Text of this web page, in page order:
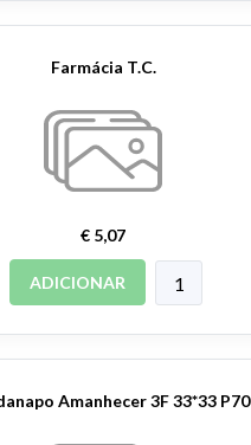
Farmácia T.C.
€ 5,07
ADICIONAR
Amanhecer 3F 33*33 P70